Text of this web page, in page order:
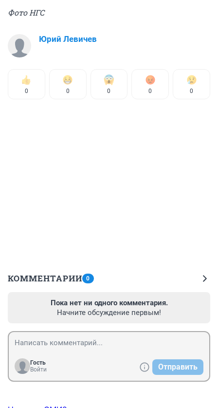
Фото НГС
Юрий Левичев
0 0 0 0 0
КОММЕНТАРИИ 0
Пока нет ни одного комментария.
Начните обсуждение первым!
Гость
Войти
Отправить